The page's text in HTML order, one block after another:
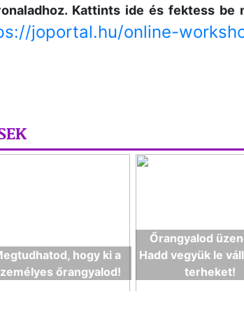
Kattints ide és fektess be
joportal.hu/online-
hogy ki a
őrangyalod!
Őrangyalod
Hadd vegyük le
terheket!